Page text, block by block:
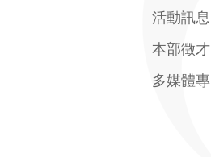
活動訊息
本部徵才
多媒體